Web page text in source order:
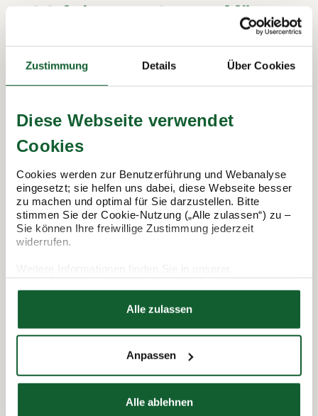
Zustimmung Details Über Cookies
Diese Webseite verwendet
Cookies
Cookies werden zur Benutzerführung und Webanalyse
eingesetzt; sie helfen uns dabei, diese Webseite besser
zu machen und optimal für Sie darzustellen. Bitte
stimmen Sie der Cookie-Nutzung („Alle zulassen“) zu –
Sie können Ihre freiwillige Zustimmung jederzeit
widerrufen.
Datenschutzerklärung
Hier finden Sie unser
Alle zulassen
Anpassen
Alle ablehnen
In 3 Schritten zur Steuererklärung.
Termin vereinbaren